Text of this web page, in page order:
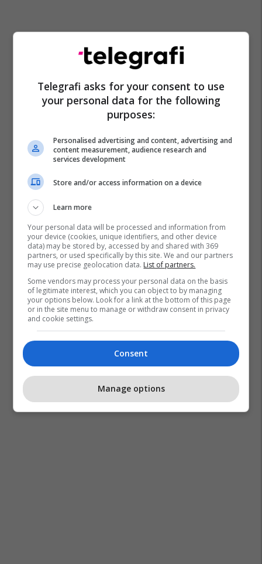
Rafael Leao
Telegrafi asks for your consent to use
your personal data for the following
purposes:
Personalised advertising and content, advertising and
content measurement, audience research and
services development
Store and/or access information on a device
Learn more
Your personal data will be processed and information from
your device (cookies, unique identifiers, and other device
data) may be stored by, accessed by and shared with 369
partners, or used specifically by this site. We and our partners
may use precise geolocation data. List of partners.
Some vendors may process your personal data on the basis
of legitimate interest, which you can object to by managing
your options below. Look for a link at the bottom of this page
or in the site menu to manage or withdraw consent in privacy
and cookie settings.
Consent
Manage options